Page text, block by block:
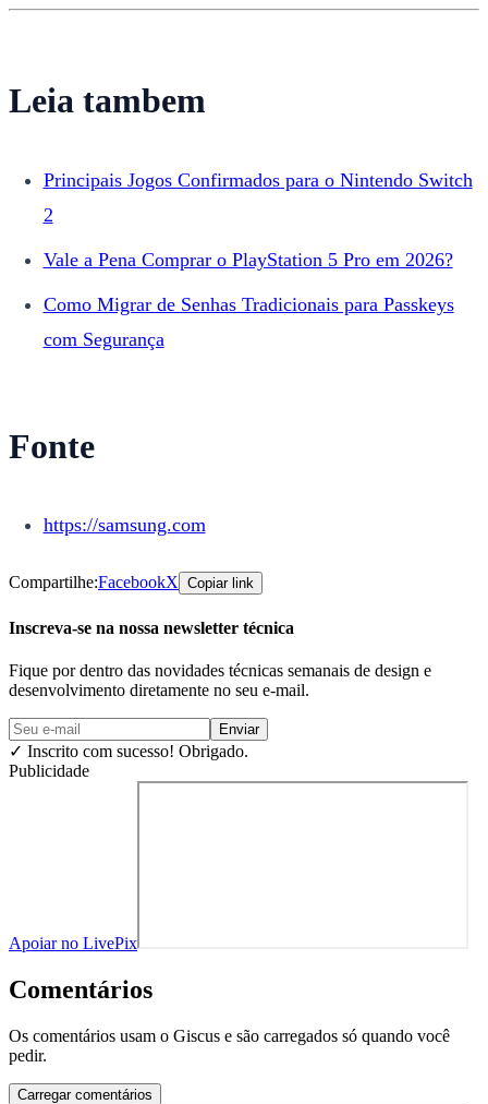
Leia tambem
Principais Jogos Confirmados para o Nintendo Switch
2
Vale a Pena Comprar o PlayStation 5 Pro em 2026?
Como Migrar de Senhas Tradicionais para Passkeys
com Segurança
Fonte
https://samsung.com
Compartilhe:FacebookX Copiar link
Inscreva-se na nossa newsletter técnica
Fique por dentro das novidades técnicas semanais de design e
desenvolvimento diretamente no seu e-mail.
Enviar
✓ Inscrito com sucesso! Obrigado.
Publicidade
Apoiar no LivePix
Comentários
Os comentários usam o Giscus e são carregados só quando você
pedir.
Carregar comentários